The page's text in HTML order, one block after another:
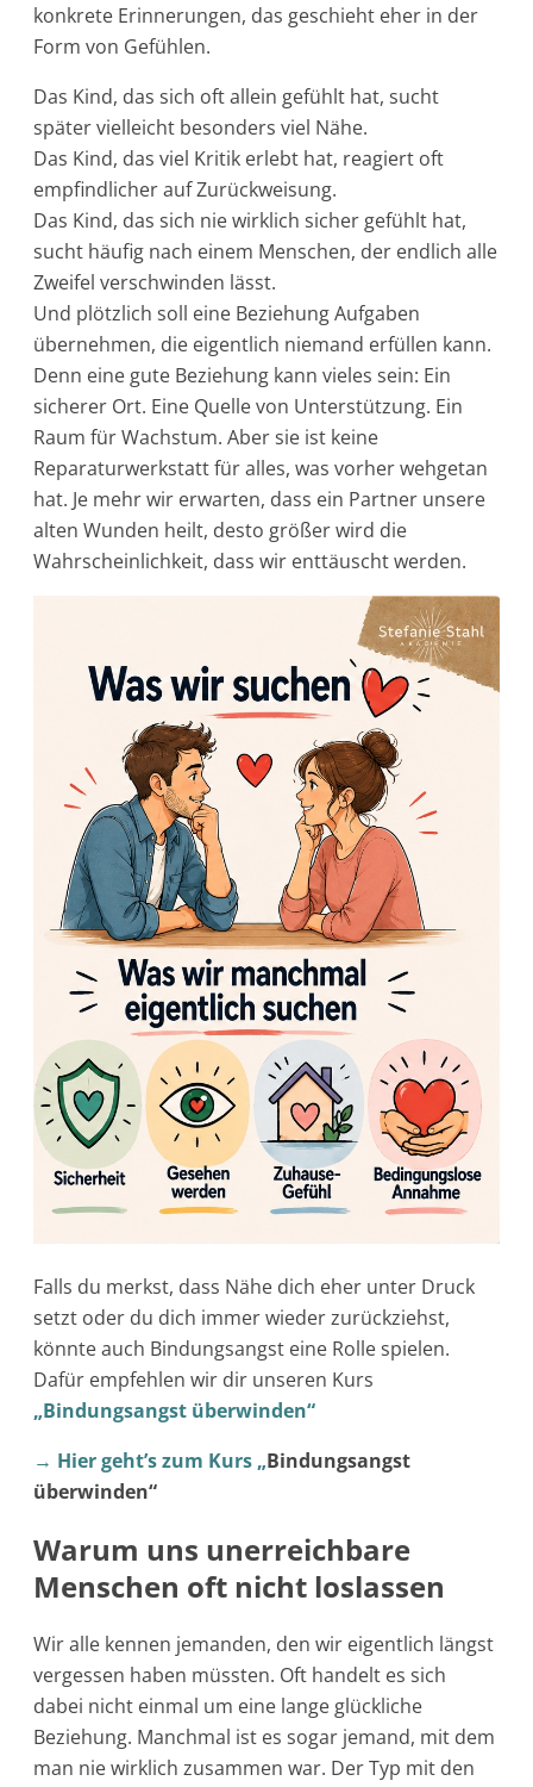
konkrete Erinnerungen, das geschieht eher in der
Form von Gefühlen.
Das Kind, das sich oft allein gefühlt hat, sucht
später vielleicht besonders viel Nähe.
Das Kind, das viel Kritik erlebt hat, reagiert oft
empfindlicher auf Zurückweisung.
Das Kind, das sich nie wirklich sicher gefühlt hat,
sucht häufig nach einem Menschen, der endlich alle
Zweifel verschwinden lässt.
Und plötzlich soll eine Beziehung Aufgaben
übernehmen, die eigentlich niemand erfüllen kann.
Denn eine gute Beziehung kann vieles sein: Ein
sicherer Ort. Eine Quelle von Unterstützung. Ein
Raum für Wachstum. Aber sie ist keine
Reparaturwerkstatt für alles, was vorher wehgetan
hat. Je mehr wir erwarten, dass ein Partner unsere
alten Wunden heilt, desto größer wird die
Wahrscheinlichkeit, dass wir enttäuscht werden.
Falls du merkst, dass Nähe dich eher unter Druck
setzt oder du dich immer wieder zurückziehst,
könnte auch Bindungsangst eine Rolle spielen.
Dafür empfehlen wir dir unseren Kurs
„Bindungsangst überwinden“
→ Hier geht’s zum Kurs„Bindungsangst
überwinden“
Warum uns unerreichbare
Menschen oft nicht loslassen
Wir alle kennen jemanden, den wir eigentlich längst
vergessen haben müssten. Oft handelt es sich
dabei nicht einmal um eine lange glückliche
Beziehung. Manchmal ist es sogar jemand, mit dem
man nie wirklich zusammen war. Der Typ mit den